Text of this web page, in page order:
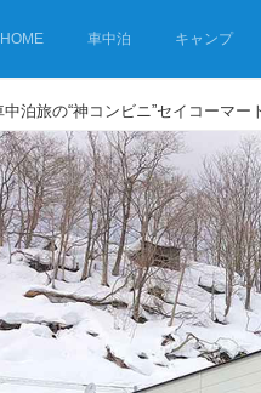
HOME 車中泊 キャンプ